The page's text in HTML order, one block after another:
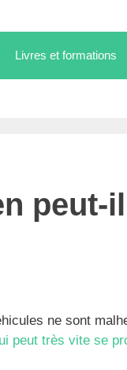
Livres et formations
peut-
ne sont
peut très vite se